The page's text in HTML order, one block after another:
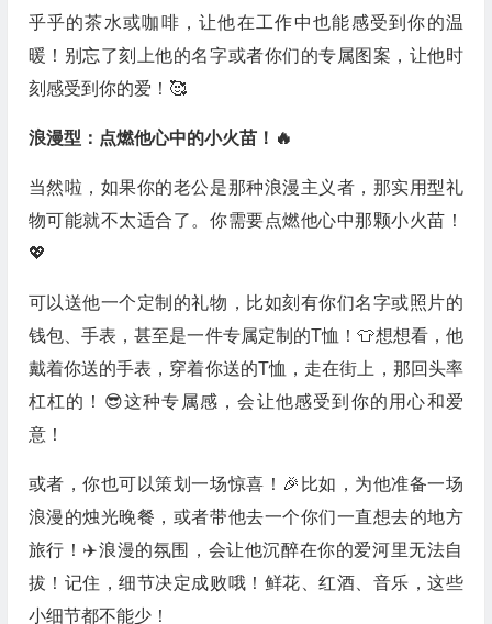
乎乎的茶水或咖啡，让他在工作中也能感受到你的温
暖！别忘了刻上他的名字或者你们的专属图案，让他时
刻感受到你的爱！🥰
浪漫型：点燃他心中的小火苗！🔥
当然啦，如果你的老公是那种浪漫主义者，那实用型礼
物可能就不太适合了。你需要点燃他心中那颗小火苗！
💖
可以送他一个定制的礼物，比如刻有你们名字或照片的
钱包、手表，甚至是一件专属定制的T恤！👕想想看，他
戴着你送的手表，穿着你送的T恤，走在街上，那回头率
杠杠的！😎这种专属感，会让他感受到你的用心和爱
意！
或者，你也可以策划一场惊喜！🎉比如，为他准备一场
浪漫的烛光晚餐，或者带他去一个你们一直想去的地方
旅行！✈️浪漫的氛围，会让他沉醉在你的爱河里无法自
拔！记住，细节决定成败哦！鲜花、红酒、音乐，这些
小细节都不能少！